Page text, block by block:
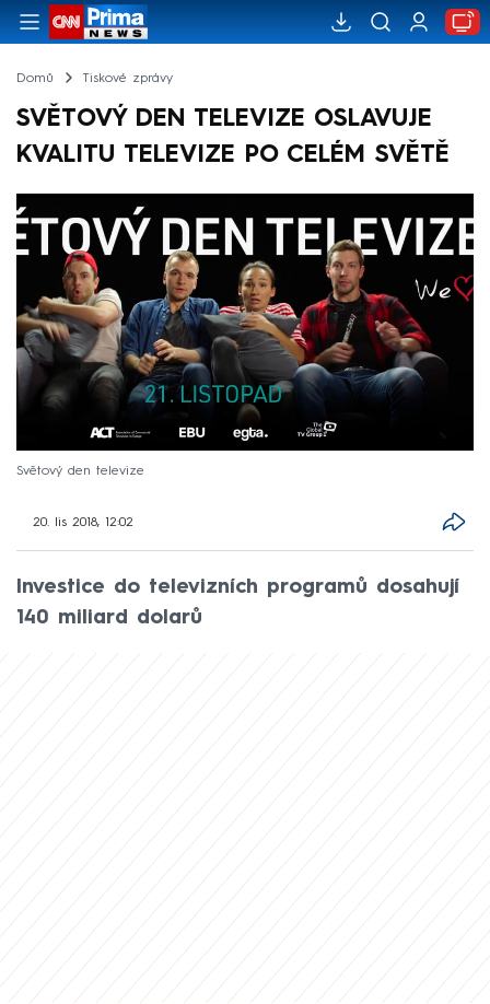
Domů Tiskové zprávy
SVĚTOVÝ DEN TELEVIZE OSLAVUJE
KVALITU TELEVIZE PO CELÉM SVĚTĚ
Světový den televize
20. lis 2018, 12:02
Investice do televizních programů dosahují
140 miliard dolarů